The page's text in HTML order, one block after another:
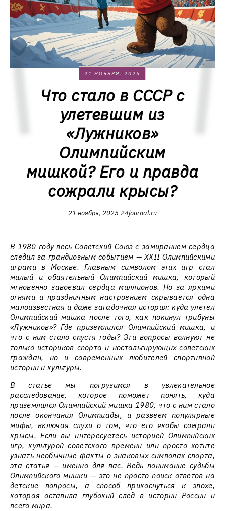
21 НОЯБРЯ, 2025
Что стало в СССР с
улетевшим из
«Лужников»
Олимпийским
мишкой? Его и правда
сожрали крысы?
21 ноября, 2025 24journal.ru
В 1980 году весь Советский Союз с замиранием сердца
следил за грандиозным событием — XXII Олимпийскими
играми в Москве. Главным символом этих игр стал
милый и обаятельный Олимпийский мишка, который
мгновенно завоевал сердца миллионов. Но за яркими
огнями и праздничным настроением скрывается одна
малоизвестная и даже загадочная история: куда улетел
Олимпийский мишка после того, как покинул трибуны
«Лужников»? Где приземлился Олимпийский мишка, и
что с ним стало спустя годы? Эти вопросы волнуют не
только историков спорта и ностальгирующих советских
граждан, но и современных любителей спортивной
истории и культуры.
В статье мы погрузимся в увлекательное
расследование, которое поможет понять, куда
приземлился Олимпийский мишка 1980, что с ним стало
после окончания Олимпиады, и развеем популярные
мифы, включая слухи о том, что его якобы сожрали
крысы. Если вы интересуетесь историей Олимпийских
игр, культурой советского времени или просто хотите
узнать необычные факты о знаковых символах спорта,
эта статья — именно для вас. Ведь понимание судьбы
Олимпийского мишки — это не просто поиск ответов на
детские вопросы, а способ прикоснуться к эпохе,
которая оставила глубокий след в истории России и
всего мира.